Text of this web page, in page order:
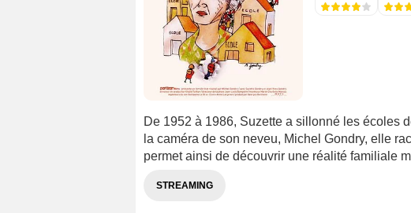
De 1952 à 1986, Suzette a sillonné les écoles
la caméra de son neveu, Michel Gondry, elle
permet ainsi de découvrir une réalité familiale
STREAMING